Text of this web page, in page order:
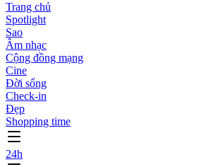
Trang chủ
Spotlight
Sao
Âm nhạc
Cộng đồng mạng
Cine
Đời sống
Check-in
Đẹp
Shopping time
24h